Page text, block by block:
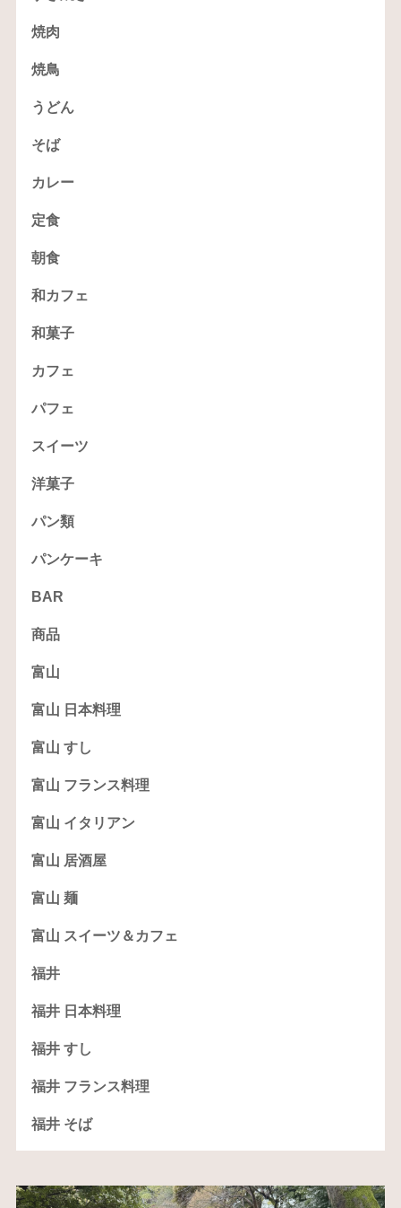
焼肉
焼鳥
うどん
そば
カレー
定食
朝食
和カフェ
和菓子
カフェ
パフェ
スイーツ
洋菓子
パン類
パンケーキ
BAR
商品
富山
富山 日本料理
富山 すし
富山 フランス料理
富山 イタリアン
富山 居酒屋
富山 麺
富山 スイーツ＆カフェ
福井
福井 日本料理
福井 すし
福井 フランス料理
福井 そば